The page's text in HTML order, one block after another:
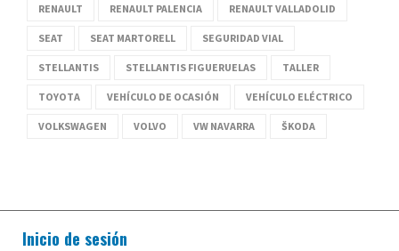
RENAULT RENAULT PALENCIA RENAULT VALLADOLID
SEAT SEAT MARTORELL SEGURIDAD VIAL
STELLANTIS STELLANTIS FIGUERUELAS TALLER
TOYOTA VEHÍCULO DE OCASIÓN VEHÍCULO ELÉCTRICO
VOLKSWAGEN VOLVO VW NAVARRA ŠKODA
Inicio de sesión